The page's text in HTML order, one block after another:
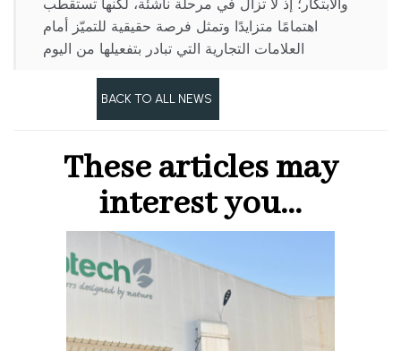
والابتكار؛ إذ لا تزال في مرحلة ناشئة، لكنها تستقطب
اهتمامًا متزايدًا وتمثل فرصة حقيقية للتميّز أمام
العلامات التجارية التي تبادر بتفعيلها من اليوم
BACK TO ALL NEWS
These articles may
interest you...